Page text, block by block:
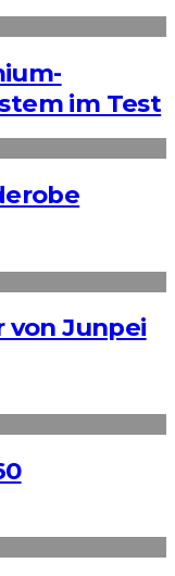
im Test
von Junpei